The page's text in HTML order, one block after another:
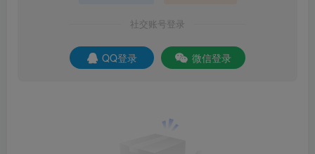
社交账号登录
QQ登录 微信登录